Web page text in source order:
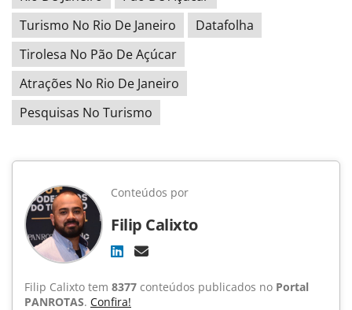
Turismo No Rio De Janeiro
Datafolha
Tirolesa No Pão De Açúcar
Atrações No Rio De Janeiro
Pesquisas No Turismo
Conteúdos por
Filip Calixto
Filip Calixto tem 8377 conteúdos publicados no Portal
PANROTAS. Confira!